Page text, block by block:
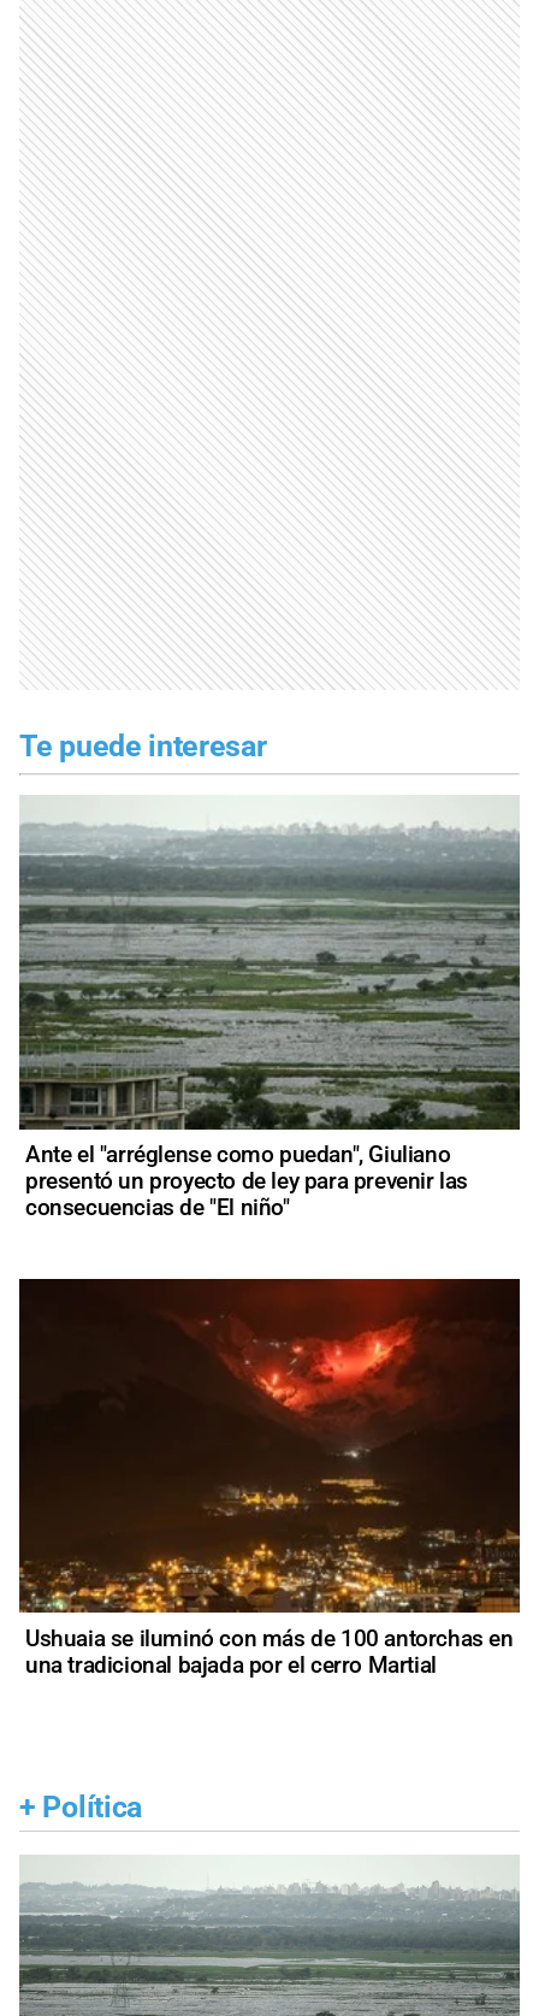
Te puede interesar
Ante el "arréglense como puedan", Giuliano
presentó un proyecto de ley para prevenir las
consecuencias de "El niño"
Ushuaia se iluminó con más de 100 antorchas en
una tradicional bajada por el cerro Martial
+ Política